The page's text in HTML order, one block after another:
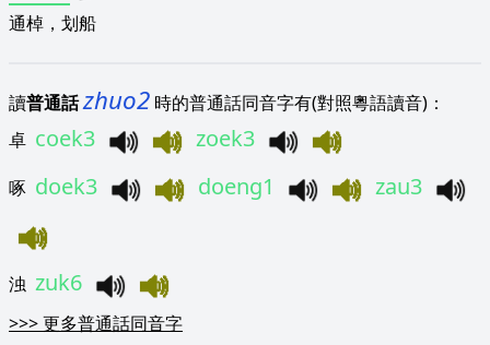
通棹，划船
讀普通話zhuo2 時的普通話同音字有(對照粵語讀音)：
卓 coek3 zoek3
啄 doek3 doeng1 zau3
浊 zuk6
>>>更多普通話同音字